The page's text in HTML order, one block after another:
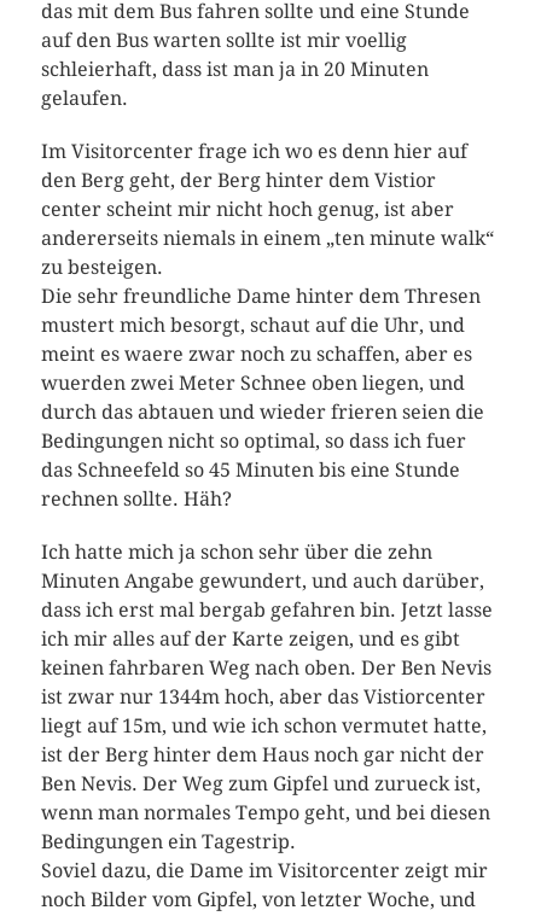
das mit dem Bus fahren sollte und eine Stunde
auf den Bus warten sollte ist mir voellig
schleierhaft, dass ist man ja in 20 Minuten
gelaufen.
Im Visitorcenter frage ich wo es denn hier auf
den Berg geht, der Berg hinter dem Vistior
center scheint mir nicht hoch genug, ist aber
andererseits niemals in einem „ten minute walk“
zu besteigen.
Die sehr freundliche Dame hinter dem Thresen
mustert mich besorgt, schaut auf die Uhr, und
meint es waere zwar noch zu schaffen, aber es
wuerden zwei Meter Schnee oben liegen, und
durch das abtauen und wieder frieren seien die
Bedingungen nicht so optimal, so dass ich fuer
das Schneefeld so 45 Minuten bis eine Stunde
rechnen sollte. Häh?
Ich hatte mich ja schon sehr über die zehn
Minuten Angabe gewundert, und auch darüber,
dass ich erst mal bergab gefahren bin. Jetzt lasse
ich mir alles auf der Karte zeigen, und es gibt
keinen fahrbaren Weg nach oben. Der Ben Nevis
ist zwar nur 1344m hoch, aber das Vistiorcenter
liegt auf 15m, und wie ich schon vermutet hatte,
ist der Berg hinter dem Haus noch gar nicht der
Ben Nevis. Der Weg zum Gipfel und zurueck ist,
wenn man normales Tempo geht, und bei diesen
Bedingungen ein Tagestrip.
Soviel dazu, die Dame im Visitorcenter zeigt mir
noch Bilder vom Gipfel, von letzter Woche, und